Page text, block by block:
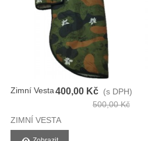
Zimní Vesta400,00 Kč (s DPH)
500,00 Kč
ZIMNÍ VESTA